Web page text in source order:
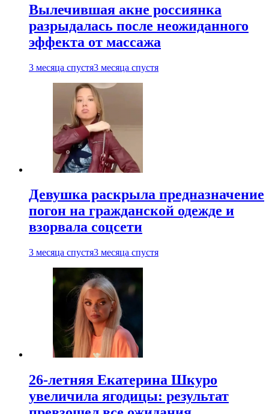
Вылечившая акне россиянка
разрыдалась после неожиданного
эффекта от массажа
3 месяца спустя3 месяца спустя
Девушка раскрыла предназначение
погон на гражданской одежде и
взорвала соцсети
3 месяца спустя3 месяца спустя
26-летняя Екатерина Шкуро
увеличила ягодицы: результат